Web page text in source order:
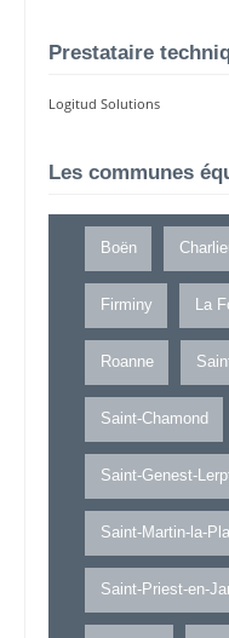
Prestataire
Logitud Solutions
Les communes
Boën
Firminy La
Roanne
Saint-Chamond
Saint-Genest-
Saint-Martin-la-
Saint-Priest-en-